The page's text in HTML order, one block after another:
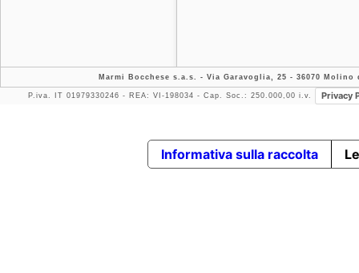
Marmi Bocchese s.a.s. - Via Garavoglia, 25 - 36070 Molino
P.iva. IT 01979330246 - REA: VI-198034 - Cap. Soc.: 250.000,00 i.v. Privacy
Informativa sulla raccolta